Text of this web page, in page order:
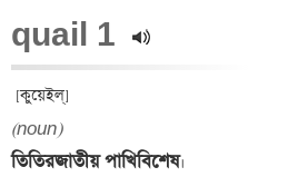
quail 1
(noun)
তিতিরজাতীয় পাখিবিশেষ